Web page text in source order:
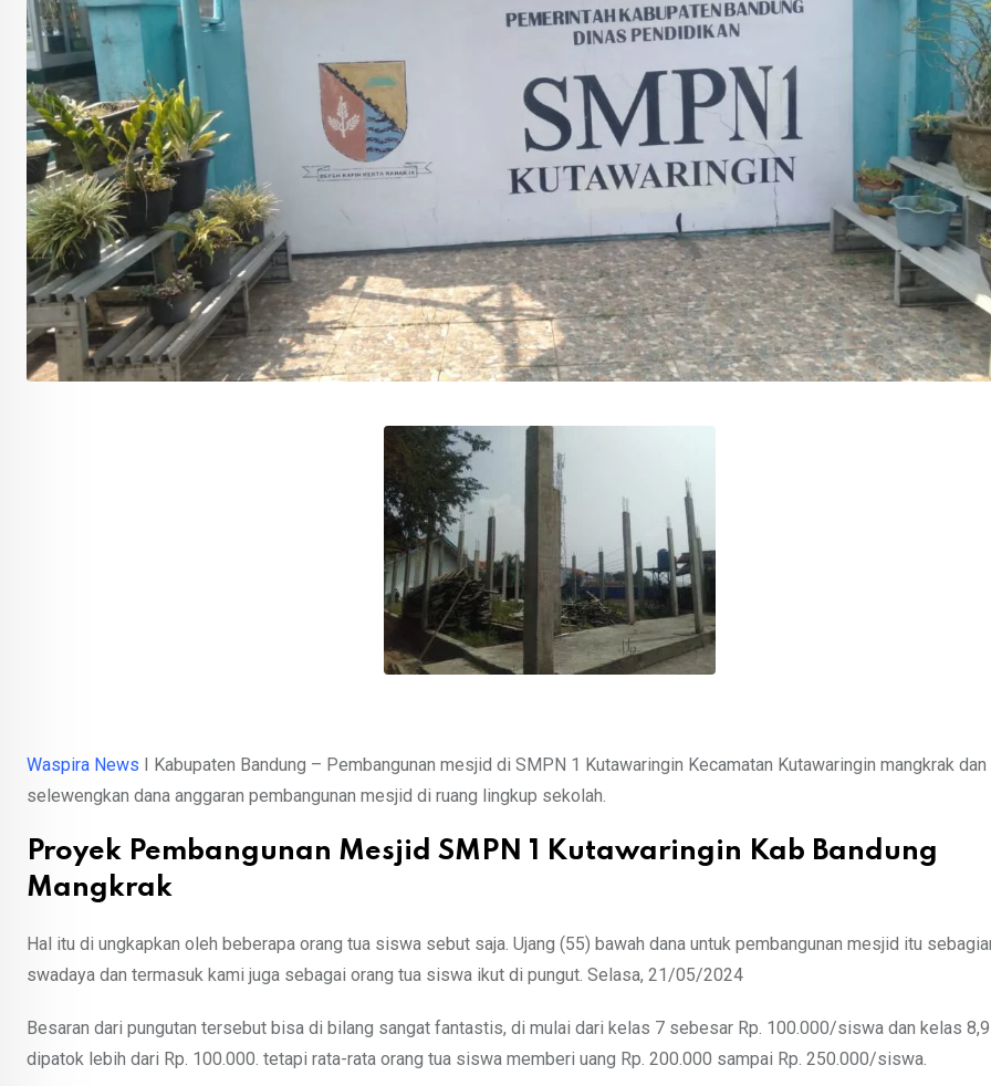
Waspira News I Kabupaten Bandung – Pembangunan mesjid di SMPN 1 Kutawaringin Kecamatan Kutawaringin mangkrak
selewengkan dana anggaran pembangunan mesjid di ruang lingkup sekolah.
Proyek Pembangunan Mesjid SMPN 1 Kutawaringin Kab Bandung
Mangkrak
Hal itu di ungkapkan oleh beberapa orang tua siswa sebut saja. Ujang (55) bawah dana untuk pembangunan mesjid itu
swadaya dan termasuk kami juga sebagai orang tua siswa ikut di pungut. Selasa, 21/05/2024
Besaran dari pungutan tersebut bisa di bilang sangat fantastis, di mulai dari kelas 7 sebesar Rp. 100.000/siswa dan kelas
dipatok lebih dari Rp. 100.000. tetapi rata-rata orang tua siswa memberi uang Rp. 200.000 sampai Rp. 250.000/siswa.